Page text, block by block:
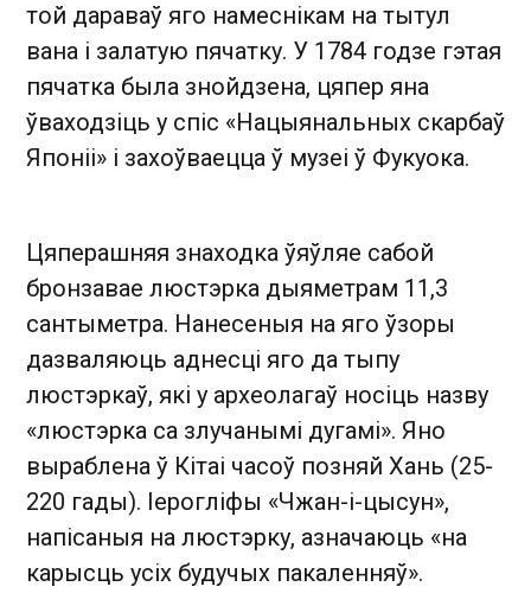
той дараваў яго намеснікам на тытул
вана і залатую пячатку. У 1784 годзе гэтая
пячатка была знойдзена, цяпер яна
ўваходзіць у спіс «Нацыянальных скарбаў
Японіі» і захоўваецца ў музеі ў Фукуока.
Цяперашняя знаходка ўяўляе сабой
бронзавае люстэрка дыяметрам 11,3
сантыметра. Нанесеныя на яго ўзоры
дазваляюць аднесці яго да тыпу
люстэркаў, які у археолагаў носіць назву
«люстэрка са злучанымі дугамі». Яно
выраблена ў Кітаі часоў позняй Хань (25-
220 гады). Іерогліфы «Чжан-і-цысун»,
напісаныя на люстэрку, азначаюць «на
карысць усіх будучых пакаленняў».